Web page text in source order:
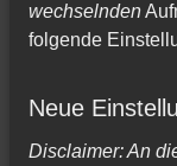
wechselnden
folgende
Neue
Disclaimer: An